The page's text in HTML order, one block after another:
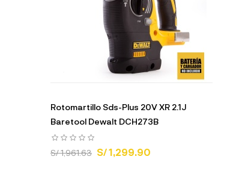
Rotomartillo Sds-Plus 20V XR 2.1J
Baretool Dewalt DCH273B
S/ 1,961.63 S/ 1,299.90